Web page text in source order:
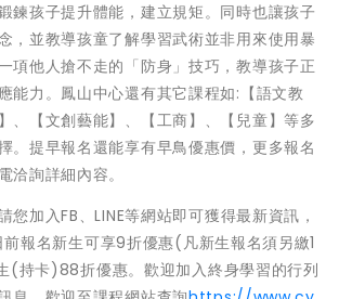
鍊孩子提升體能，建立規矩。同時也讓孩子
，並教導孩童了解學習武術並非用來使用暴
項他人搶不走的「防身」技巧，教導孩子正
能力。鳳山中心還有其它課程如:【語文教
、【文創藝能】、【工商】、【兒童】等多
。提早報名還能享有早鳥優惠價，更多報名
洽詢詳細內容。
您加入FB、LINE等網站即可獲得最新資訊，
前報名新生可享9折優惠(凡新生報名須另繳1
(持卡)88折優惠。歡迎加入終身學習的行列